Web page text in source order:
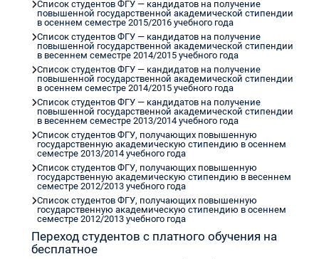
Список студентов ФГУ — кандидатов на получение
повышенной государственной академической стипендии
в осеннем семестре 2015/2016 учебного года
Список студентов ФГУ — кандидатов на получение
повышенной государственной академической стипендии
в весеннем семестре 2014/2015 учебного года
Список студентов ФГУ — кандидатов на получение
повышенной государственной академической стипендии
в осеннем семестре 2014/2015 учебного года
Список студентов ФГУ — кандидатов на получение
повышенной государственной академической стипендии
в весеннем семестре 2013/2014 учебного года
Список студентов ФГУ, получающих повышенную
государственную академическую стипендию в осеннем
семестре 2013/2014 учебного года
Список студентов ФГУ, получающих повышенную
государственную академическую стипендию в весеннем
семестре 2012/2013 учебного года
Список студентов ФГУ, получающих повышенную
государственную академическую стипендию в осеннем
семестре 2012/2013 учебного года
Переход студентов с платного обучения на
бесплатное